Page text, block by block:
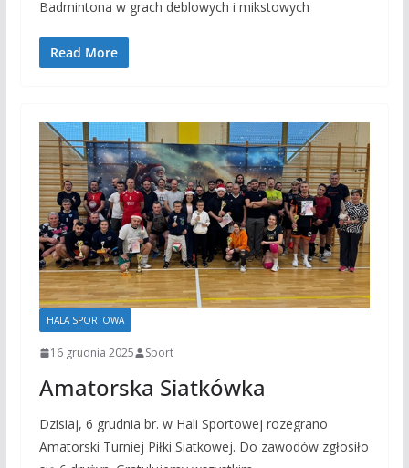
Badmintona w grach deblowych i mikstowych
Read More
HALA SPORTOWA
16 grudnia 2025 Sport
Amatorska Siatkówka
Dzisiaj, 6 grudnia br. w Hali Sportowej rozegrano
Amatorski Turniej Piłki Siatkowej. Do zawodów zgłosiło